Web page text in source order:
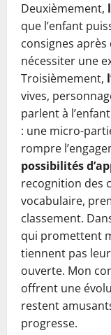
Deuxièmement,
que l’enfant
consignes
nécessiter une
Troisièmement,
vives,
parlent à
: une micro-
rompre
possibilités
recognition des
vocabulaire,
classement.
qui promettent
tiennent pas
ouverte. Mon
offrent une
restent
progresse.